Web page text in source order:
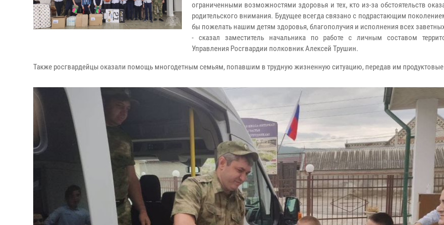
ограниченными возможностями здоровья и тех, кто из-за обстоятельств
родительского внимания. Будущее всегда связано с подрастающим
бы пожелать нашим детям здоровья, благополучия и исполнения всех
- сказал заместитель начальника по работе с личным составом
Управления Росгвардии полковник Алексей Трушин.
Также росгвардейцы оказали помощь многодетным семьям, попавшим в трудную жизненную ситуацию, передав им